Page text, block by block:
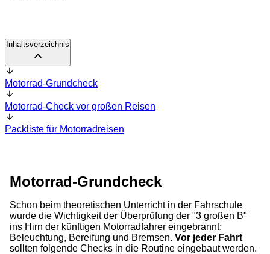
Inhaltsverzeichnis
Motorrad-Grundcheck
Motorrad-Check vor großen Reisen
Packliste für Motorradreisen
Motorrad-Grundcheck
Schon beim theoretischen Unterricht in der Fahrschule
wurde die Wichtigkeit der Überprüfung der "3 großen B"
ins Hirn der künftigen Motorradfahrer eingebrannt:
Beleuchtung, Bereifung und Bremsen. Vor jeder Fahrt
sollten folgende Checks in die Routine eingebaut werden.